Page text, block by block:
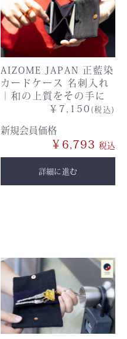
AIZOME JAPAN 正藍染
カードケース 名刺入れ
｜和の上質をその手に
￥7,150 (税込)
新規会員価格
￥6,793
詳細に進む